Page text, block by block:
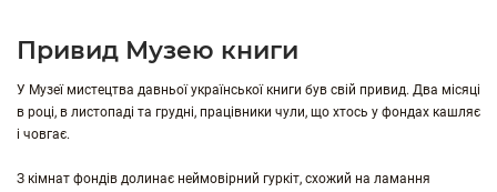
Привид Музею книги
У Музеї мистецтва давньої української книги був свій привид. Два місяці
в році, в листопаді та грудні, працівники чули, що хтось у фондах кашляє
і човгає.
З кімнат фондів долинає неймовірний гуркіт, схожий на ламання